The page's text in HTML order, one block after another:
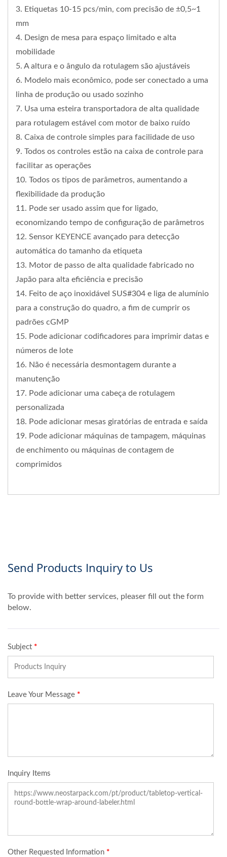
3. Etiquetas 10-15 pcs/min, com precisão de ±0,5~1
mm
4. Design de mesa para espaço limitado e alta
mobilidade
5. A altura e o ângulo da rotulagem são ajustáveis
6. Modelo mais econômico, pode ser conectado a uma
linha de produção ou usado sozinho
7. Usa uma esteira transportadora de alta qualidade
para rotulagem estável com motor de baixo ruído
8. Caixa de controle simples para facilidade de uso
9. Todos os controles estão na caixa de controle para
facilitar as operações
10. Todos os tipos de parâmetros, aumentando a
flexibilidade da produção
11. Pode ser usado assim que for ligado,
economizando tempo de configuração de parâmetros
12. Sensor KEYENCE avançado para detecção
automática do tamanho da etiqueta
13. Motor de passo de alta qualidade fabricado no
Japão para alta eficiência e precisão
14. Feito de aço inoxidável SUS#304 e liga de alumínio
para a construção do quadro, a fim de cumprir os
padrões cGMP
15. Pode adicionar codificadores para imprimir datas e
números de lote
16. Não é necessária desmontagem durante a
manutenção
17. Pode adicionar uma cabeça de rotulagem
personalizada
18. Pode adicionar mesas giratórias de entrada e saída
19. Pode adicionar máquinas de tampagem, máquinas
de enchimento ou máquinas de contagem de
comprimidos